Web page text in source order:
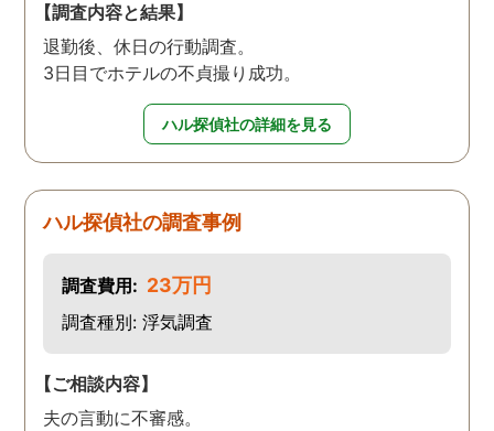
【調査内容と結果】
退勤後、休日の行動調査。
3日目でホテルの不貞撮り成功。
ハル探偵社の詳細を見る
ハル探偵社の調査事例
調査費用: 23万円
調査種別: 浮気調査
【ご相談内容】
夫の言動に不審感。